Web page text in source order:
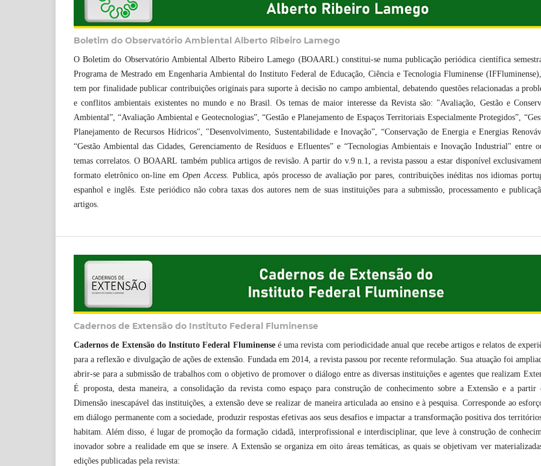
Boletim do Observatório Ambiental Alberto Ribeiro Lamego
O Boletim do Observatório Ambiental Alberto Ribeiro Lamego (BOAARL) constitui-se numa publicação periódica científica
Programa de Mestrado em Engenharia Ambiental do Instituto Federal de Educação, Ciência e Tecnologia Fluminense
tem por finalidade publicar contribuições originais para suporte à decisão no campo ambiental, debatendo questões relacionadas a
e conflitos ambientais existentes no mundo e no Brasil. Os temas de maior interesse da Revista são: "Avaliação, Gestão e
Ambiental”, “Avaliação Ambiental e Geotecnologias”, “Gestão e Planejamento de Espaços Territoriais Especialmente Protegidos”,
Planejamento de Recursos Hídricos", "Desenvolvimento, Sustentabilidade e Inovação”, “Conservação de Energia e Energias
“Gestão Ambiental das Cidades, Gerenciamento de Resíduos e Efluentes” e “Tecnologias Ambientais e Inovação Industrial" entre
temas correlatos. O BOAARL também publica artigos de revisão. A partir do v.9 n.1, a revista passou a estar disponível
formato eletrônico on-line emOpen Access. Publica, após processo de avaliação por pares, contribuições inéditas nos idiomas
espanhol e inglês. Este periódico não cobra taxas dos autores nem de suas instituições para a submissão, processamento e
artigos.
Cadernos de Extensão do Instituto Federal Fluminense
Cadernos de Extensão do Instituto Federal Fluminenseé uma revista com periodicidade anual que recebe artigos e relatos de
para a reflexão e divulgação de ações de extensão. Fundada em 2014, a revista passou por recente reformulação. Sua atuação foi
abrir-se para a submissão de trabalhos com o objetivo de promover o diálogo entre as diversas instituições e agentes que realizam
É proposta, desta maneira, a consolidação da revista como espaço para construção de conhecimento sobre a Extensão e a partir
Dimensão inescapável das instituições, a extensão deve se realizar de maneira articulada ao ensino e à pesquisa. Corresponde ao
em diálogo permanente com a sociedade, produzir respostas efetivas aos seus desafios e impactar a transformação positiva dos
habitam. Além disso, é lugar de promoção da formação cidadã, interprofissional e interdisciplinar, que leve à construção de
inovador sobre a realidade em que se insere. A Extensão se organiza em oito áreas temáticas, as quais se objetivam ver
edições publicadas pela revista: